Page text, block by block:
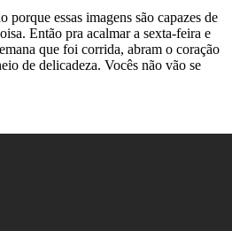
essas imagens são capazes de
Então pra acalmar a sexta-feira e
que foi corrida, abram o coração
de delicadeza. Vocês não vão se